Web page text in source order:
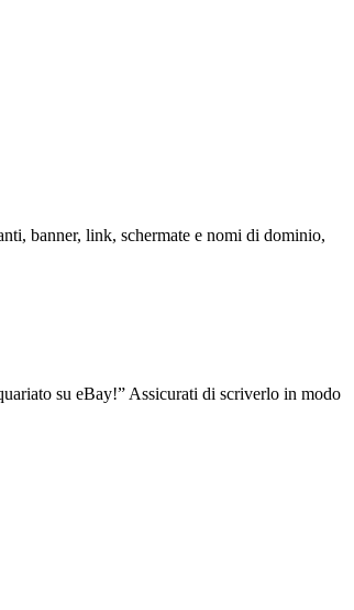
banner, link, schermate e nomi di dominio,
su eBay!” Assicurati di scriverlo in modo